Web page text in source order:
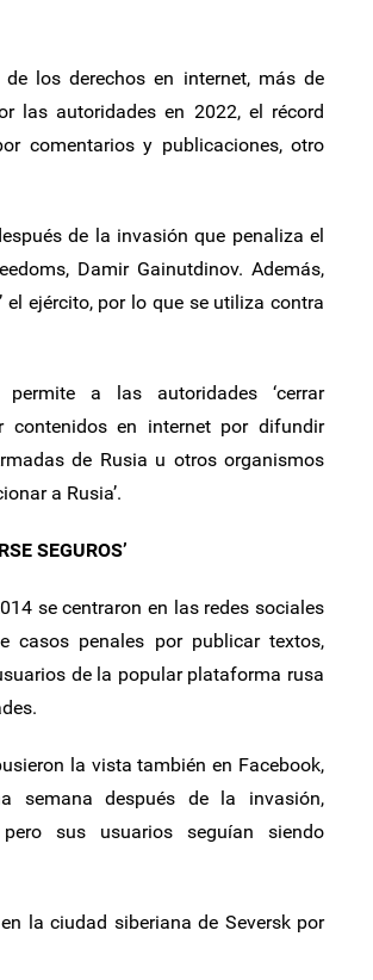
los derechos en internet, más de
las autoridades en 2022, el récord
comentarios y publicaciones, otro
de la invasión que penaliza el
Damir Gainutdinov. Además,
el ejército, por lo que se utiliza contra
a las autoridades ‘cerrar
contenidos en internet por difundir
de Rusia u otros organismos
a Rusia’.
SEGUROS’
se centraron en las redes sociales
casos penales por publicar textos,
de la popular plataforma rusa
la vista también en Facebook,
semana después de la invasión,
sus usuarios seguían siendo
la ciudad siberiana de Seversk por